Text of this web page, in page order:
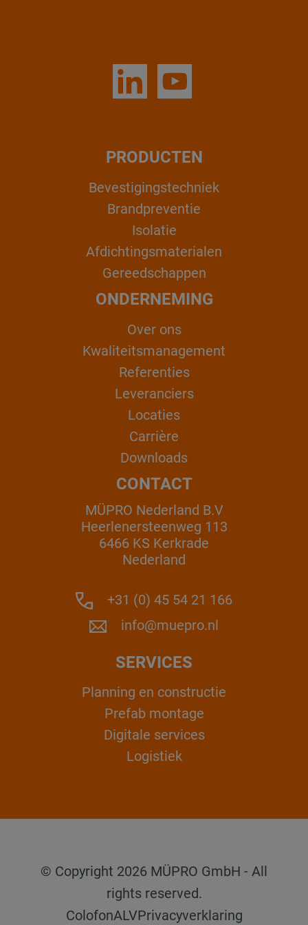
PRODUCTEN
Bevestigingstechniek
Brandpreventie
Isolatie
Afdichtingsmaterialen
Gereedschappen
ONDERNEMING
Over ons
Kwaliteitsmanagement
Referenties
Leveranciers
Locaties
Carrière
Downloads
CONTACT
MÜPRO Nederland B.V
Heerlenersteenweg 113
6466 KS Kerkrade
Nederland
+31 (0) 45 54 21 166
info@muepro.nl
SERVICES
Planning en constructie
Prefab montage
Digitale services
Logistiek
© Copyright 2026 MÜPRO GmbH - All
rights reserved.
ColofonALVPrivacyverklaring